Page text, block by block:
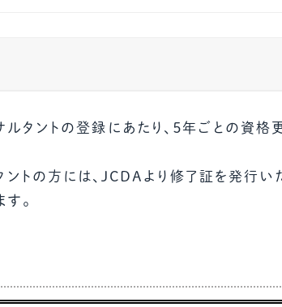
JCDA認定インストラクター紹介
ルタントの登録にあたり、５年ごとの資
トの方には、JCDAより修了証を発行い
。